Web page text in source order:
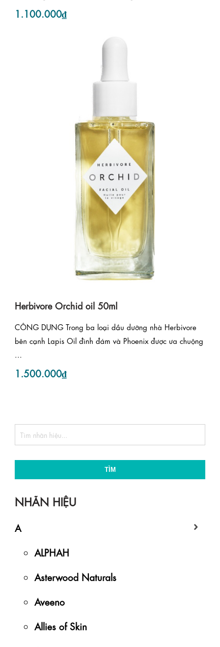
1.100.000₫
Herbivore Orchid oil 50ml
CÔNG DỤNG Trong ba loại dầu dưỡng nhà Herbivore
bên cạnh Lapis Oil đình đám và Phoenix được ưa chuộng
...
1.500.000₫
TÌM
NHÃN HIỆU
A
ALPHAH
Asterwood Naturals
Aveeno
Allies of Skin